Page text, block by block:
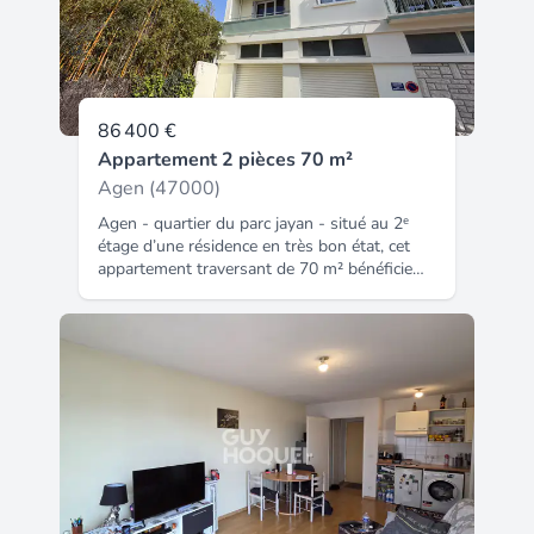
jeanpierre.semeillon@safti.fr - EI - Agent
commercial immatriculé au RSAC de AGEN
sous le numéro 403 409 105.
86 400 €
Appartement 2 pièces 70 m²
Agen (47000)
Agen - quartier du parc jayan - situé au 2ᵉ
étage d’une résidence en très bon état, cet
appartement traversant de 70 m² bénéficie
balcon. Il dispose également d’un garage,
espaces de rangement appréciables.
Appartement vendu loué loyer mensuel :
557,91 € charges annuelles de copropriété :
environ 1 416 € une opportunité idéale pour
un investissement locatif sécurisé dans un
secteur prisé. Classe energie : e - classe
climat : e estimation des coûts annuels
d'énergie entre 1 710 € et 2 370 €.